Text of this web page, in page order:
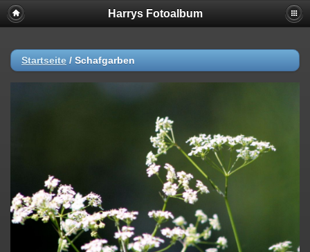
Harrys Fotoalbum
Startseite / Schafgarben